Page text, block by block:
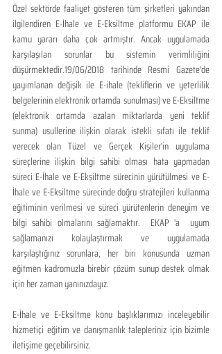
Özel sektörde faaliyet gösteren tüm şirketleri yakından
ilgilendiren E-İhale ve E-Eksiltme platformu EKAP ile
kamu yararı daha çok artmıştır. Ancak uygulamada
karşılaşılan sorunlar bu sistemin verimliliğini
düşürmektedir.19/06/2018 tarihinde Resmi Gazete'de
yayımlanan değişik ile E-ihale (tekliflerin ve yeterlilik
belgelerinin elektronik ortamda sunulması) ve E-Eksiltme
(elektronik ortamda azalan miktarlarda yeni teklif
sunma) usullerine ilişkin olarak istekli sıfatı ile teklif
verecek olan Tüzel ve Gerçek Kişiler'in uygulama
süreçlerine ilişkin bilgi sahibi olması hata yapmadan
süreci E-İhale ve E-Eksiltme sürecinin yürütülmesi ve E-
İhale ve E-Eksiltme sürecinde doğru stratejileri kullanma
eğitiminin verilmesi ve süreci yürütenlerin deneyim ve
bilgi sahibi olmalarını sağlamaktır.  EKAP 'a  uyum
sağlamanızı kolaylaştırmak ve uygulamada
karşılaştığınız sorunlara, her biri konusunda uzman
eğitmen kadromuzla birebir çözüm sunup destek olmak
için her zaman yanınızdayız.
E-İhale ve E-Eksiltme konu başlıklarımızı inceleyebilir
hizmetiçi eğitim ve danışmanlık talepleriniz için bizimle
iletişime geçebilirsiniz.